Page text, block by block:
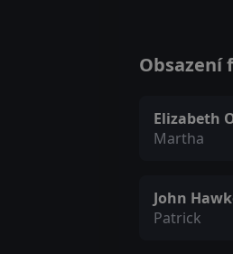
Obsazení
Elizabeth
Martha
John
Patrick